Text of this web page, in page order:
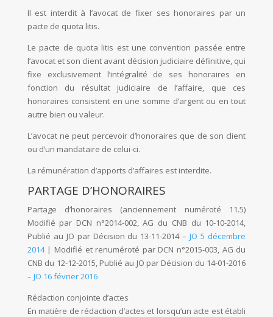
Il est interdit à l’avocat de fixer ses honoraires par un
pacte de quota litis.
Le pacte de quota litis est une convention passée entre
l’avocat et son client avant décision judiciaire définitive, qui
fixe exclusivement l’intégralité de ses honoraires en
fonction du résultat judiciaire de l’affaire, que ces
honoraires consistent en une somme d’argent ou en tout
autre bien ou valeur.
L’avocat ne peut percevoir d’honoraires que de son client
ou d’un mandataire de celui-ci.
La rémunération d’apports d’affaires est interdite.
PARTAGE D’HONORAIRES
Partage d’honoraires (anciennement numéroté 11.5)
Modifié par DCN n°2014-002, AG du CNB du 10-10-2014,
Publié au JO par Décision du 13-11-2014 – JO 5 décembre
2014 | Modifié et renuméroté par DCN n°2015-003, AG du
CNB du 12-12-2015, Publié au JO par Décision du 14-01-2016
– JO 16 février 2016
Rédaction conjointe d’actes
En matière de rédaction d’actes et lorsqu’un acte est établi